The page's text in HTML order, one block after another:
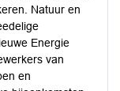
Natuur en
Energie
van
en